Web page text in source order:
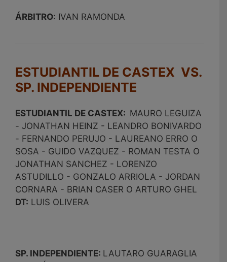
ÁRBITRO: IVAN RAMONDA
ESTUDIANTIL DE CASTEX VS.
SP. INDEPENDIENTE
ESTUDIANTIL DE CASTEX: MAURO LEGUIZA
- JONATHAN HEINZ - LEANDRO BONIVARDO
- FERNANDO PERUJO - LAUREANO ERRO O
SOSA - GUIDO VAZQUEZ - ROMAN TESTA O
JONATHAN SANCHEZ - LORENZO
ASTUDILLO - GONZALO ARRIOLA - JORDAN
CORNARA - BRIAN CASER O ARTURO GHEL
DT: LUIS OLIVERA
SP. INDEPENDIENTE: LAUTARO GUARAGLIA